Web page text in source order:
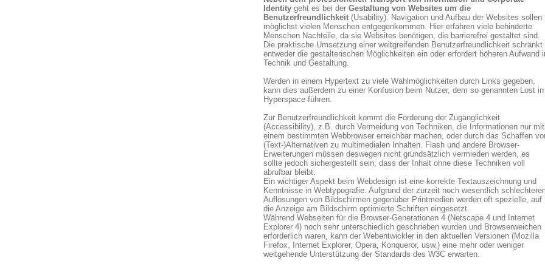
Identity geht es bei der Gestaltung von Websites um die
Benutzerfreundlichkeit (Usability). Navigation und Aufbau der Websites sollen
möglichst vielen Menschen entgegenkommen. Hier erfahren viele behinderte
Menschen Nachteile, da sie Websites benötigen, die barrierefrei gestaltet sind.
Die praktische Umsetzung einer weitgreifenden Benutzerfreundlichkeit schränkt
entweder die gestalterischen Möglichkeiten ein oder erfordert höheren Aufwand
Technik und Gestaltung.
Werden in einem Hypertext zu viele Wahlmöglichkeiten durch Links gegeben,
kann dies außerdem zu einer Konfusion beim Nutzer, dem so genannten Lost in
Hyperspace führen.
Zur Benutzerfreundlichkeit kommt die Forderung der Zugänglichkeit
(Accessibility), z.B. durch Vermeidung von Techniken, die Informationen nur mit
einem bestimmten Webbrowser erreichbar machen, oder durch das Schaffen
(Text-)Alternativen zu multimedialen Inhalten. Flash und andere Browser-
Erweiterungen müssen deswegen nicht grundsätzlich vermieden werden, es
sollte jedoch sichergestellt sein, dass der Inhalt ohne diese Techniken voll
abrufbar bleibt.
Ein wichtiger Aspekt beim Webdesign ist eine korrekte Textauszeichnung und
Kenntnisse in Webtypografie. Aufgrund der zurzeit noch wesentlich
Auflösungen von Bildschirmen gegenüber Printmedien werden oft spezielle, auf
die Anzeige am Bildschirm optimierte Schriften eingesetzt.
Während Webseiten für die Browser-Generationen 4 (Netscape 4 und Internet
Explorer 4) noch sehr unterschiedlich geschrieben wurden und Browserweichen
erforderlich waren, kann der Webentwickler in den aktuellen Versionen (Mozilla
Firefox, Internet Explorer, Opera, Konqueror, usw.) eine mehr oder weniger
weitgehende Unterstützung der Standards des W3C erwarten.